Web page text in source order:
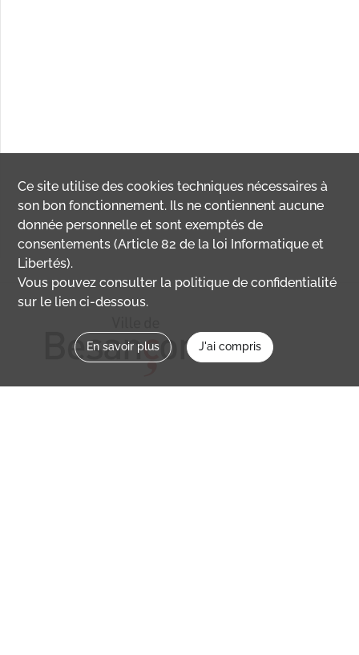
Ce site utilise descookies techniques nécessaires à
son bon fonctionnement. Ils ne contiennent aucune
donnée personnelle et sont exemptés de
consentements (Article 82 de la loi Informatique et
Libertés).
Vous pouvez consulter la politique de confidentialité
sur le lien ci-dessous.
En savoir plus J'ai compris